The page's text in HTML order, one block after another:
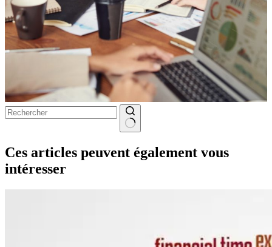
résultat
Ces articles peuvent également vous
intéresser